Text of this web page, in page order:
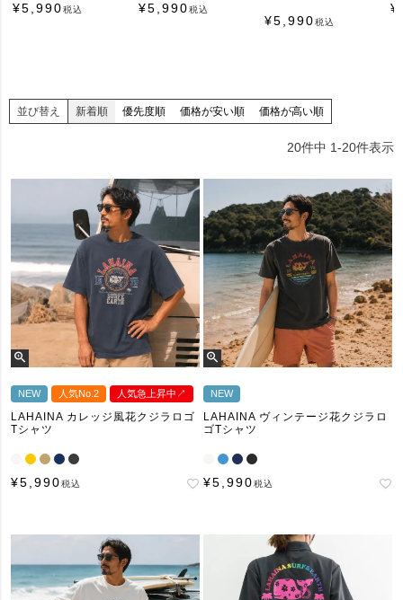
¥5,990税込 ¥5,990税込
¥5,990税込
¥
並び替え 新着順 優先度順 価格が安い順 価格が高い順
20件中 1-20件表示
NEW 人気No.2 人気急上昇中↗︎
LAHAINA カレッジ風花クジラロゴ
Tシャツ
¥5,990税込
NEW
LAHAINA ヴィンテージ花クジラロ
ゴTシャツ
¥5,990税込